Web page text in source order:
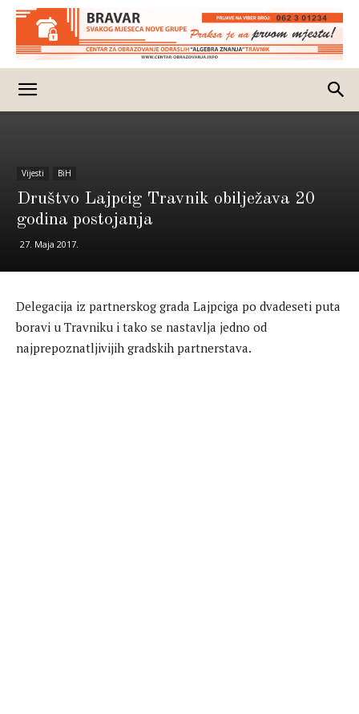
Vijesti BiH
Društvo Lajpcig Travnik obilježava 20
godina postojanja
27. Maja 2017.
Delegacija iz partnerskog grada Lajpciga po dvadeseti puta
boravi u Travniku i tako se nastavlja jedno od
najprepoznatljivijih gradskih partnerstava.